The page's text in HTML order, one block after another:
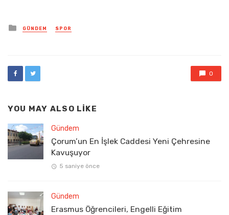
Posted
in
GÜNDEM SPOR
0
YOU MAY ALSO LIKE
Gündem
Çorum’un En İşlek Caddesi Yeni Çehresine
Kavuşuyor
5 saniye önce
Gündem
Erasmus Öğrencileri, Engelli Eğitim